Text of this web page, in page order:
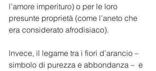
l’amore imperituro) o per le loro
presunte proprietà (come l’aneto che
era considerato afrodisiaco).
lnvece, il legame tra i fiori d’arancio –
simbolo di purezza e abbondanza –  e